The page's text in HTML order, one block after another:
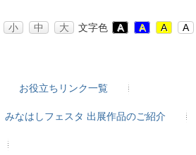
小 中 大 文字色 A A A A
お役立ちリンク一覧
みなはしフェスタ 出展作品のご紹介